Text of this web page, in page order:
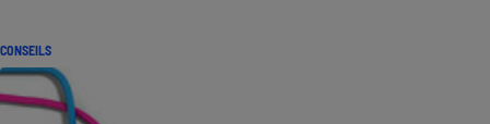
CONSEILS